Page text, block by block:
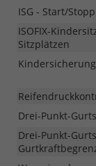
ISG - Start/
ISOFIX-
Sitzplätzen
Drei-Punkt-
Drei-Punkt-